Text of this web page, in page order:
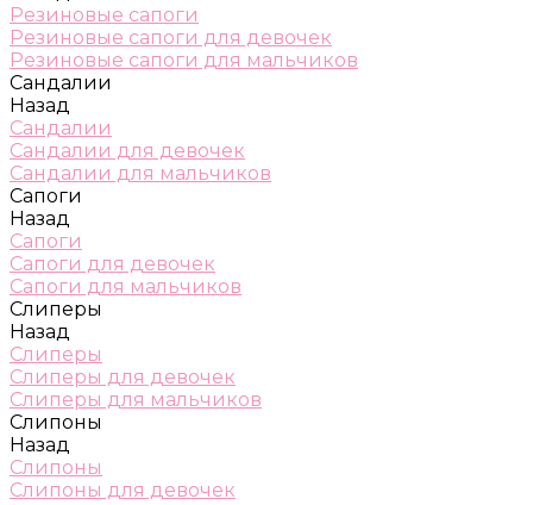
Резиновые сапоги
Резиновые сапоги для девочек
Резиновые сапоги для мальчиков
Сандалии
Назад
Сандалии
Сандалии для девочек
Сандалии для мальчиков
Сапоги
Назад
Сапоги
Сапоги для девочек
Сапоги для мальчиков
Слиперы
Назад
Слиперы
Слиперы для девочек
Слиперы для мальчиков
Слипоны
Назад
Слипоны
Слипоны для девочек